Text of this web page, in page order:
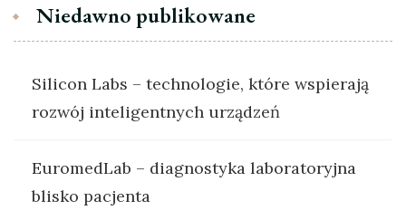
Niedawno publikowane
Silicon Labs – technologie, które wspierają
rozwój inteligentnych urządzeń
EuromedLab – diagnostyka laboratoryjna
blisko pacjenta